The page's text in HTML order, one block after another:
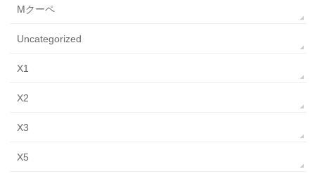
Mクーペ
Uncategorized
X1
X2
X3
X5